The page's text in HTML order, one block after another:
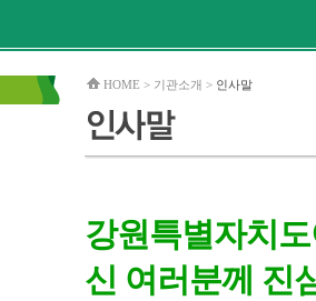
HOME > 기관소개 > 인사말
강원특별자치
신 여러분께 진